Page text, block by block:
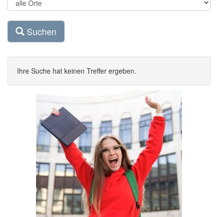
Suchen
Ihre Suche hat keinen Treffer ergeben.